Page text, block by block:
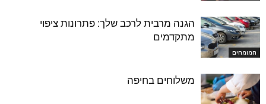
המומחים
הגנה מרבית לרכב שלך: פתרונות ציפוי
מתקדמים
משלוחים בחיפה